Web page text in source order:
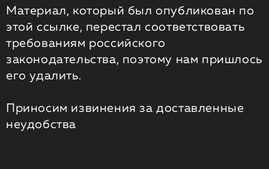
Материал, который был опубликован по
этой ссылке, перестал соответствовать
требованиям российского
законодательства, поэтому нам пришлось
его удалить.
Приносим извинения за доставленные
неудобства